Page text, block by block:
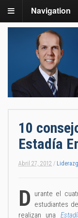
Navigation
10
Estadía
Abril 27, 2012 /
D urante el
estudiantes
realizan una